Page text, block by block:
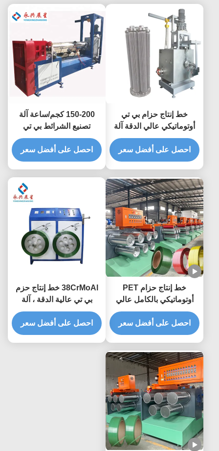
خط إنتاج حزام بي تي
أوتوماتيكي عالي الدقة آلة
صنع حزام التعبئة
احصل على أفضل سعر
150-200 كجم/ساعة آلة
تصنيع الشرائط بي تي
0.4mm-1.5mm
احصل على أفضل سعر
خط إنتاج حزام PET
أوتوماتيكي بالكامل عالي
الدقة ببرغي واحد لتصنيع
شريط PET
احصل على أفضل سعر
38CrMoAl خط إنتاج حزم
بي تي عالية الدقة ، آلة
تصنيع حزم بي تي
احصل على أفضل سعر